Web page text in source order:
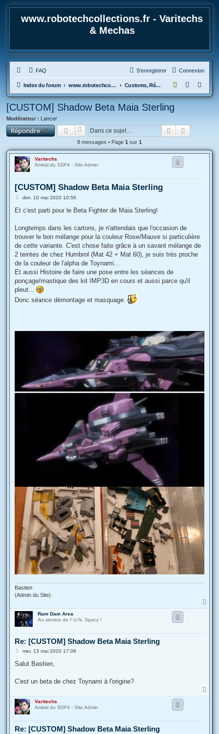
www.robotechcollections.fr - Varitechs
& Mechas
FAQ Connexion
S’enregistrer
Index du forum www.robotechcollections.fr - Robotech & Macross Toys French Forum !!! Customs, Réparations, modifications, trucs et astuces + Montages maquettes..
e
c
e
[CUSTOM] Shadow Beta Maia Sterling
Modérateur : Lancer
Répondre Rechercher
8 messages • Page 1 sur 1
Varitechs
Amiral du SDF4 - Site Admin
[CUSTOM] Shadow Beta Maia Sterling
M
s
g
dim. 10 mai 2020 10:56
Et c'est parti pour le Beta Fighter de Maia Sterling!
Longtemps dans les cartons, je n'attendais que l'occasion de
trouver le bon mélange pour la couleur Rose/Mauve si particulière
de cette variante. C'est chose faite grâce à un savant mélange de
2 teintes de chez Humbrol (Mat 42 + Mat 60), je suis très proche
de la couleur de l'alpha de Toynami...
Et aussi Histoire de faire une pose entre les séances de
ponçage/mastique des kit IMP3D en cours et aussi parce qu'il
pleut...
Donc séance démontage et masquage.
Bastien
(Admin du Site)
a
Ram Dam Area
Au service de l' U.N. Spacy !
Re: [CUSTOM] Shadow Beta Maia Sterling
M
s
g
mer. 13 mai 2020 17:08
Salut Bastien,
C'est un beta de chez Toynami à l'origine?
a
Varitechs
Amiral du SDF4 - Site Admin
Re: [CUSTOM] Shadow Beta Maia Sterling